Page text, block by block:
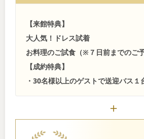
【来館特典】
大人気！ドレス試着
お料理のご試食（※７日前までのご予
【成約特典】
・30名様以上のゲストで送迎バス１